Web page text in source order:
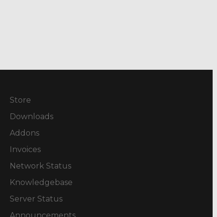
Store
Downloads
Addons
Invoices
Network Status
Knowledgebase
Server Status